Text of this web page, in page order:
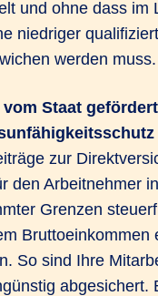
und ohne dass im
niedriger
werden muss.
vom Staat
zur
den Arbeitnehmer
Grenzen
Bruttoeinkommen
So sind Ihre
abgesichert.